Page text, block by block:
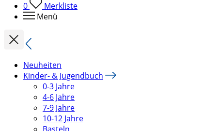
0
Merkliste
Menü
Neuheiten
Kinder- & Jugendbuch
0-3 Jahre
4-6 Jahre
7-9 Jahre
10-12 Jahre